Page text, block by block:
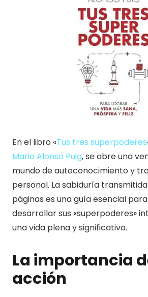
En el libro «Tus tres superpoderes
Mario Alonso Puig, se abre una
mundo de autoconocimiento y
personal. La sabiduría
páginas es una guía esencial
desarrollar sus «superpoderes»
una vida plena y significativa.
La importancia
acción